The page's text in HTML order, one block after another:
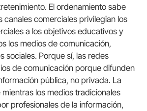
El ordenamiento sabe
canales comerciales privilegian los
a los objetivos educativos y
los medios de comunicación,
sociales. Porque sí, las redes
de comunicación porque difunden
pública, no privada. La
los medios tradicionales
profesionales de la información,